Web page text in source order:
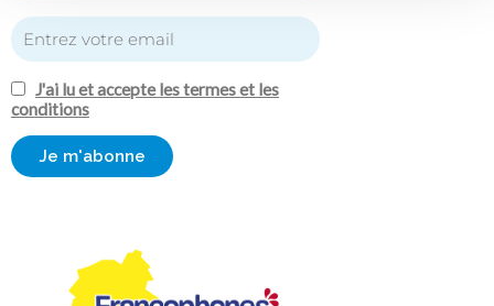
J'ai lu et accepte les termes et les
conditions